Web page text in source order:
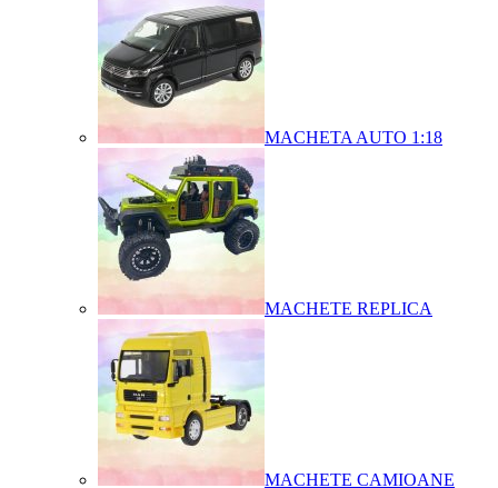
MACHETA AUTO 1:18
MACHETE REPLICA
MACHETE CAMIOANE